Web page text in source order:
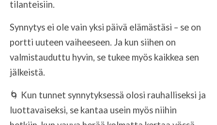
tilanteisiin.
Synnytys ei ole vain yksi päivä elämästäsi – se on
portti uuteen vaiheeseen. Ja kun siihen on
valmistauduttu hyvin, se tukee myös kaikkea sen
jälkeistä.
🌀 Kun tunnet synnytyksessä olosi rauhalliseksi ja
luottavaiseksi, se kantaa usein myös niihin